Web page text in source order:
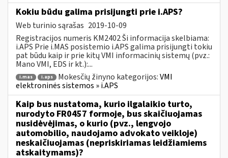
Kokiu būdu galima prisijungti prie i.APS?
Web turinio sąrašas 2019-10-09
Registracijos numeris KM2402 Ši informacija skelbiama:
i.APS Prie i.MAS posistemio i.APS galima prisijungti tokiu
pat būdu kaip ir prie kitų VMI informacinių sistemų (pvz.:
Mano VMI, EDS ir kt.):...
i.mas i.aps Mokesčių žinyno kategorijos:VMI
elektroninės sistemos » i.APS
Kaip bus nustatoma, kurio ilgalaikio turto,
nurodyto FR0457 formoje, bus skaičiuojamas
nusidėvėjimas, o kurio (pvz., lengvojo
automobilio, naudojamo advokato veikloje)
neskaičiuojamas (nepriskiriamas leidžiamiems
atskaitymams)?